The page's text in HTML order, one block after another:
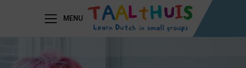
MENU